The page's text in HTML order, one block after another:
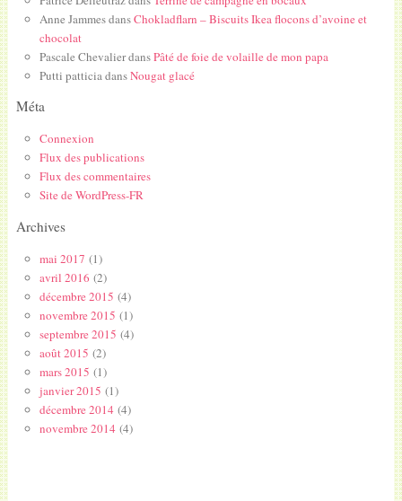
Anne JammesdansChokladflarn – Biscuits Ikea flocons d’avoine et
chocolat
Pascale ChevalierdansPâté de foie de volaille de mon papa
Putti patticiadansNougat glacé
Méta
Connexion
Flux des publications
Flux des commentaires
Site de WordPress-FR
Archives
mai 2017 (1)
avril 2016 (2)
décembre 2015 (4)
novembre 2015 (1)
septembre 2015 (4)
août 2015 (2)
mars 2015 (1)
janvier 2015 (1)
décembre 2014(4)
novembre 2014(4)